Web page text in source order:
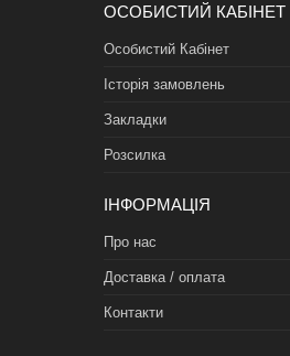
ОСОБИСТИЙ КАБІНЕТ
Особистий Кабінет
Історія замовлень
Закладки
Розсилка
ІНФОРМАЦІЯ
Про нас
Доставка / оплата
Контакти